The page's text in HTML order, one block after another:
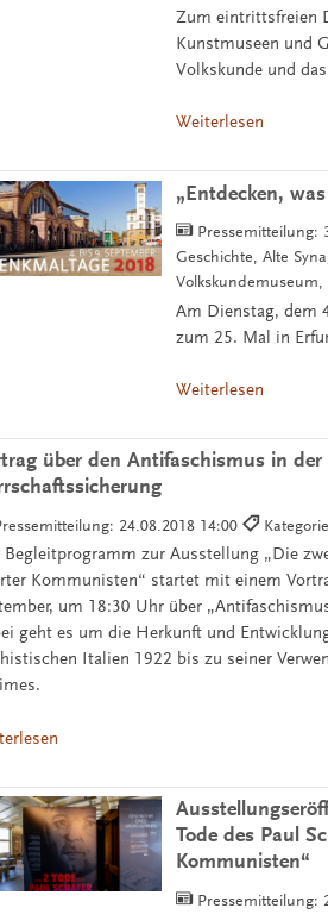
Zum eintrittsfreien
Kunstmuseen und
Volkskunde und
Weiterlesen
„Entdecken,
Pressemitteilung:
Geschichte, Alte
Volkskundemuseum,
Am Dienstag, dem
zum 25. Mal in
Weiterlesen
über den Antifaschismus in
24.08.2018 14:00
Begleitprogramm zur Ausstellung „Die
Kommunisten“ startet mit einem
um 18:30 Uhr über
geht es um die Herkunft und
Italien 1922 bis zu seiner
Tode des Paul
Kommunisten“
Pressemitteilung: